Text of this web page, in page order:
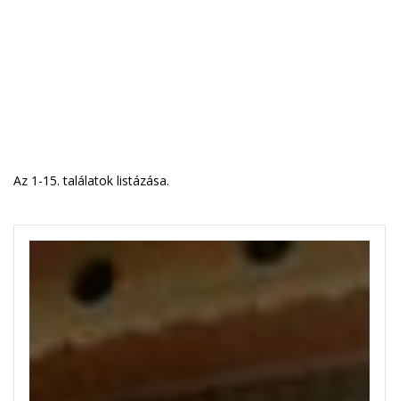
Az 1-15. találatok listázása.